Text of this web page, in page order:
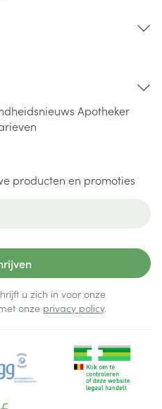
Apotheker
producten en promoties
u zich in voor onze
onze privacy policy.